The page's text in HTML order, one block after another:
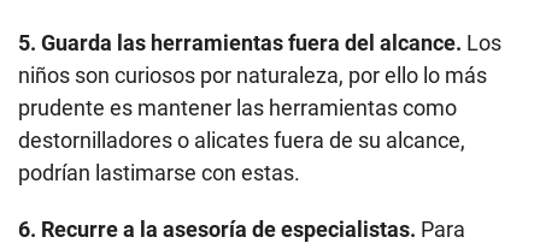
5. Guarda las herramientas fuera del alcance. Los
niños son curiosos por naturaleza, por ello lo más
prudente es mantener las herramientas como
destornilladores o alicates fuera de su alcance,
podrían lastimarse con estas.
6. Recurre a la asesoría de especialistas. Para